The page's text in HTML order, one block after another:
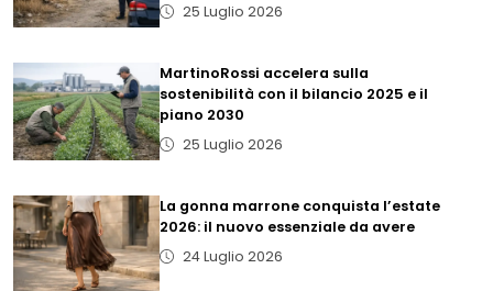
25 Luglio 2026
MartinoRossi accelera sulla
sostenibilità con il bilancio 2025 e il
piano 2030
25 Luglio 2026
La gonna marrone conquista l’estate
2026: il nuovo essenziale da avere
24 Luglio 2026